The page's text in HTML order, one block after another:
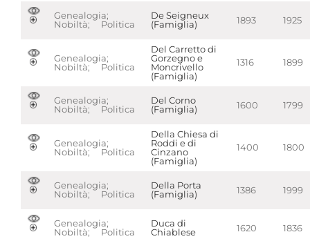
Genealogia;
Nobiltà; Politica
De Seigneux
(Famiglia)
1893 1925
Genealogia;
Nobiltà; Politica
Del Carretto di
Gorzegno e
Moncrivello
(Famiglia)
1316 1899
Genealogia;
Nobiltà; Politica
Del Corno
(Famiglia)
1600 1799
Genealogia;
Nobiltà; Politica
Della Chiesa di
Roddi e di
Cinzano
(Famiglia)
1400 1800
Genealogia;
Nobiltà; Politica
Della Porta
(Famiglia)
1386 1999
Genealogia;
Nobiltà; Politica
Duca di
Chiablese
1620 1836